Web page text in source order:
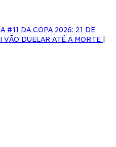
#11 DA COPA 2026: 21 DE
DUELAR ATÉ A MORTE |